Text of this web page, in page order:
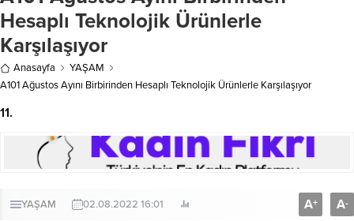
Hesaplı Teknolojik Ürünlerle
Karşılaşıyor
Anasayfa
YAŞAM
A101 Ağustos Ayını Birbirinden Hesaplı Teknolojik Ürünlerle Karşılaşıyor
11.
YAŞAM 02.08.2022 16:01 A+ A-